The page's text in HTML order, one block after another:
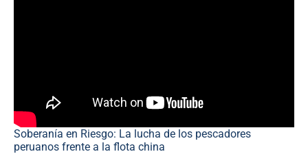
Soberanía en Riesgo: La lucha de los pescadores
peruanos frente a la flota china